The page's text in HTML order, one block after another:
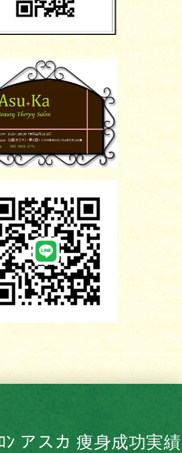
ﾝ アスカ 痩身成功実績